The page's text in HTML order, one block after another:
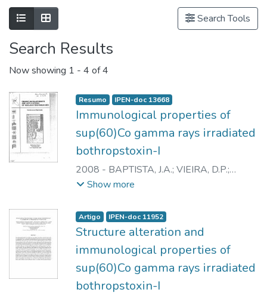
Search Tools
Search Results
Now showing 1 - 4 of 4
Resumo IPEN-doc 13668
Immunological properties of
sup(60)Co gamma rays irradiated
bothropstoxin-I
2008 - BAPTISTA, J.A.; VIEIRA, D.P.;
GALISTEO JUNIOR, A.J.
SPENCER, P.J.;NASCIMENTO, N.
Show more
Artigo IPEN-doc 11952
Structure alteration and
immunological properties of
sup(60)Co gamma rays irradiated
bothropstoxin-I